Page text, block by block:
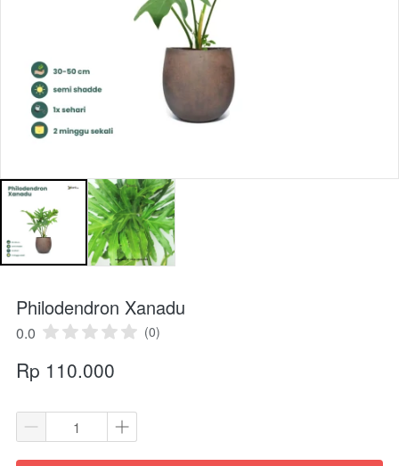
Philodendron Xanadu
0.0 (0)
Rp 110.000